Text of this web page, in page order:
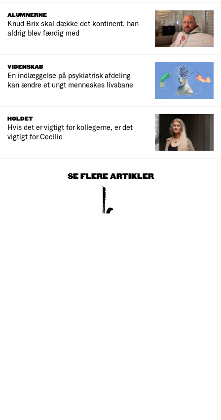
ALUMNERNE
Knud Brix skal dække det kontinent, han
aldrig blev færdig med
VIDENSKAB
En indlæggelse på psykiatrisk afdeling
kan ændre et ungt menneskes livsbane
HOLDET
Hvis det er vigtigt for kollegerne, er det
vigtigt for Cecilie
SE FLERE ARTIKLER